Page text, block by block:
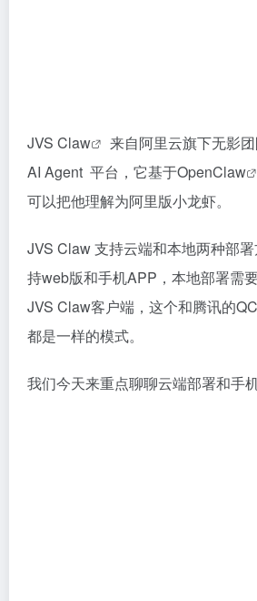
JVS Claw
来自阿里云旗下无影
AI Agent 平台，它基于OpenClaw
可以把他理解为阿里版小龙虾。
JVS Claw 支持云端和本地两种部
持web版和手机APP，本地部署需
JVS Claw客户端，这个和腾讯的
都是一样的模式。
我们今天来重点聊聊云端部署和手